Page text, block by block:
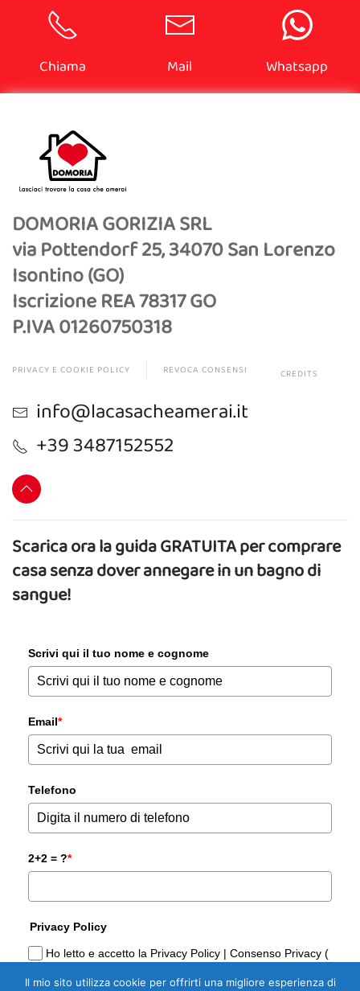
Chiama Mail Whatsapp
DOMORIA GORIZIA SRL
via Pottendorf 25, 34070 San Lorenzo
Isontino (GO)
Iscrizione REA 78317 GO
P.IVA 01260750318
PRIVACY E COOKIE POLICY REVOCA CONSENSI CREDITS
info@lacasacheamerai.it
+39 3487152552
Scarica ora la guida GRATUITA per comprare
casa senza dover annegare in un bagno di
sangue!
Scrivi qui il tuo nome e cognome
Email*
Telefono
2+2 = ?*
Privacy Policy
Ho letto e accetto la Privacy Policy | Consenso Privacy (
Il mio sito utilizza cookie per offrirti una migliore esperienza di